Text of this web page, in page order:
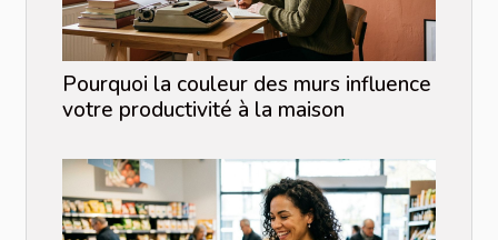
Pourquoi la couleur des murs influence
votre productivité à la maison